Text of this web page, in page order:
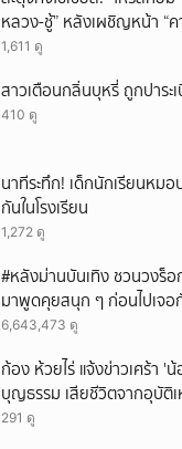
หลวง-ชู้” หลังเผชิญหน้า “ค
ประเทศ
1,611 ดู
สาวเตือนกลิ่นบุหรี่ ถูกปาระ
410 ดู
นาทีระทึก! เด็กนักเรียนหมอ
กันในโรงเรียน
1,272 ดู
#หลังม่านบันเทิง ชวนวงร็อ
มาพูดคุยสนุก ๆ ก่อนไปเจอ
LOSO นานเท่าไรก็รอ'
6,643,473 ดู
ก้อง ห้วยไร่ แจ้งข่าวเศร้า '
บุญธรรม เสียชีวิตจากอุบัติ
291 ดู
ยกเลิก